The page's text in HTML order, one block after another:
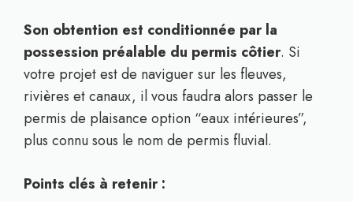
Son obtention est conditionnée par la
possession préalable du permis côtier. Si
votre projet est de naviguer sur les fleuves,
rivières et canaux, il vous faudra alors passer le
permis de plaisance option “eaux intérieures”,
plus connu sous le nom de permis fluvial.
Points clés à retenir :